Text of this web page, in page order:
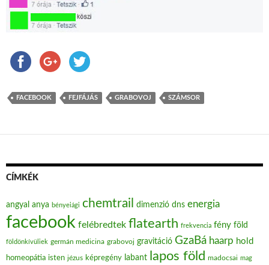
FACEBOOK FEJFÁJÁS GRABOVOJ SZÁMSOR
CÍMKÉK
angyal anya bényeiági chemtrail dimenzió dns energia
facebook felébredtek flatearth frekvencia fény föld
földönkívüliek germán medicina grabovoj gravitáció GzaBá haarp hold
homeopátia isten jézus képregény labant lapos föld madocsai mag